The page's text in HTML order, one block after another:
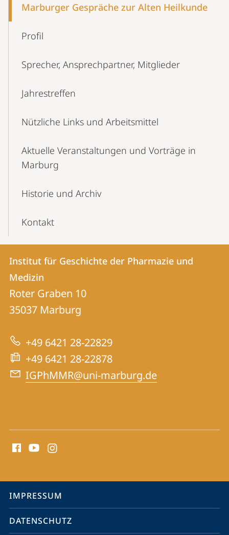
NavigationMarburger Gespräche zur Alten Heilkunde
Profil
Sprecher, Ansprechpartner, Mitglieder
Jahrestreffen
Nützliche Links und Arbeitsmittel
Aktuelle Veranstaltungen und Vorträge in
Marburg
Historie und Archiv
Kontakt
Kontakt
und
Informationen
zur
Website
Kontaktinformationen
Institut
für
Geschichte
Pharmazie
und
Medizin
Institut für Geschichte der Pharmazie und
Medizin
Roter Graben 10
35037 Marburg
+49 6421 28-22829
+49 6421 28-22878
IGPhMMR@uni-marburg.de
Media
Service-
Navigation
IMPRESSUM
DATENSCHUTZ